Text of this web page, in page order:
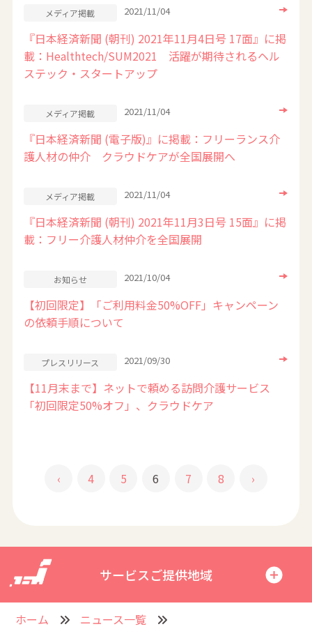
メディア掲載 2021/11/04
『日本経済新聞 (朝刊) 2021年11月4日号 17面』に掲
載：Healthtech/SUM2021 活躍が期待されるヘル
ステック・スタートアップ
メディア掲載 2021/11/04
『日本経済新聞 (電子版)』に掲載：フリーランス介
護人材の仲介 クラウドケアが全国展開へ
メディア掲載 2021/11/04
『日本経済新聞 (朝刊) 2021年11月3日号 15面』に掲
載：フリー介護人材仲介を全国展開
お知らせ 2021/10/04
【初回限定】「ご利用料金50%OFF」キャンペーン
の依頼手順について
プレスリリース 2021/09/30
【11月末まで】ネットで頼める訪問介護サービス
「初回限定50%オフ」、クラウドケア
‹ 4 5 6 7 8 ›
サービスご提供地域
ホーム
ニュース一覧